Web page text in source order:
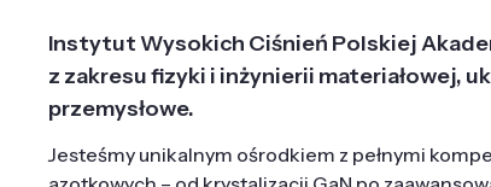
Instytut Wysokich Ciśnień Polskiej
z zakresu fizyki i inżynierii materiałowej,
przemysłowe.
Jesteśmy unikalnym ośrodkiem z pełnymi